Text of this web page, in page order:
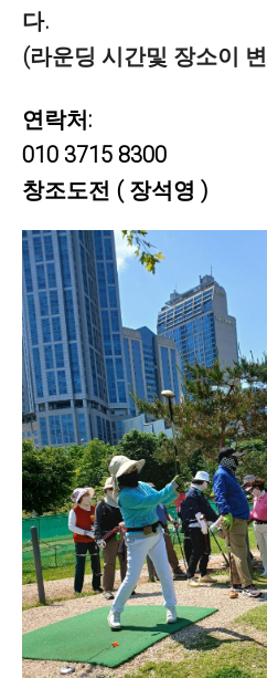
다.
(라운딩 시간및 장소이
연락처:
010 3715 8300
창조도전 ( 장석영 )